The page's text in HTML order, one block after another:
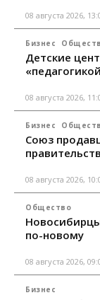
08 августа 2026,
Бизнес
Детские
08 августа 2026,
Бизнес
Союз
08 августа 2026,
Общество
по-новому
08 августа 2026,
Бизнес